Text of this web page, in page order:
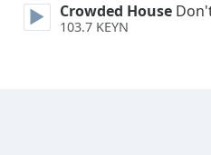
Dialog
End
Crowded House
103.7 KEYN